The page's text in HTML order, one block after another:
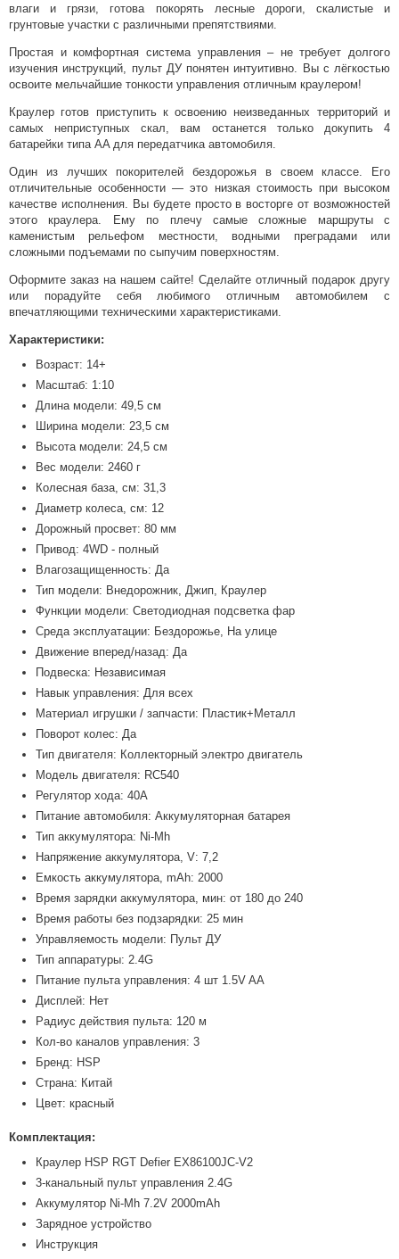
влаги и грязи, готова покорять лесные дороги, скалистые и
грунтовые участки с различными препятствиями.
Простая и комфортная система управления – не требует долгого
изучения инструкций, пульт ДУ понятен интуитивно. Вы с лёгкостью
освоите мельчайшие тонкости управления отличным краулером!
Краулер готов приступить к освоению неизведанных территорий и
самых неприступных скал, вам останется только докупить 4
батарейки типа AA для передатчика автомобиля.
Один из лучших покорителей бездорожья в своем классе. Его
отличительные особенности — это низкая стоимость при высоком
качестве исполнения. Вы будете просто в восторге от возможностей
этого краулера. Ему по плечу самые сложные маршруты с
каменистым рельефом местности, водными преградами или
сложными подъемами по сыпучим поверхностям.
Оформите заказ на нашем сайте! Сделайте отличный подарок другу
или порадуйте себя любимого отличным автомобилем с
впечатляющими техническими характеристиками.
Характеристики:
Возраст: 14+
Масштаб: 1:10
Длина модели: 49,5 см
Ширина модели: 23,5 см
Высота модели: 24,5 см
Вес модели: 2460 г
Колесная база, см: 31,3
Диаметр колеса, см: 12
Дорожный просвет: 80 мм
Привод: 4WD - полный
Влагозащищенность: Да
Тип модели: Внедорожник, Джип, Краулер
Функции модели: Светодиодная подсветка фар
Среда эксплуатации: Бездорожье, На улице
Движение вперед/назад: Да
Подвеска: Независимая
Навык управления: Для всех
Материал игрушки / запчасти: Пластик+Металл
Поворот колес: Да
Тип двигателя: Коллекторный электро двигатель
Модель двигателя: RC540
Регулятор хода: 40A
Питание автомобиля: Аккумуляторная батарея
Тип аккумулятора: Ni-Mh
Напряжение аккумулятора, V: 7,2
Емкость аккумулятора, mAh: 2000
Время зарядки аккумулятора, мин: от 180 до 240
Время работы без подзарядки: 25 мин
Управляемость модели: Пульт ДУ
Тип аппаратуры: 2.4G
Питание пульта управления: 4 шт 1.5V AA
Дисплей: Нет
Радиус действия пульта: 120 м
Кол-во каналов управления: 3
Бренд: HSP
Страна: Китай
Цвет: красный
Комплектация:
Краулер HSP RGT Defier EX86100JC-V2
3-канальный пульт управления 2.4G
Аккумулятор Ni-Mh 7.2V 2000mAh
Зарядное устройство
Инструкция